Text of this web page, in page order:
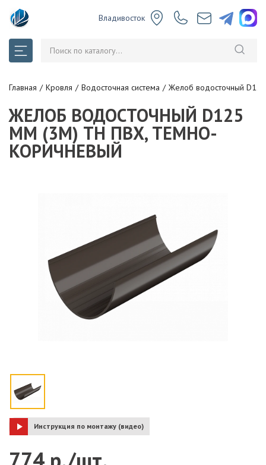
Владивосток
Главная Кровля Водосточная система Желоб водосточный
ЖЕЛОБ ВОДОСТОЧНЫЙ D125
ММ (3М) ТН ПВХ, ТЕМНО-
КОРИЧНЕВЫЙ
Инструкция по монтажу (видео)